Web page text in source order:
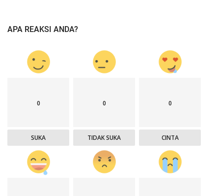
APA REAKSI ANDA?
0
SUKA
0
TIDAK SUKA
0
CINTA